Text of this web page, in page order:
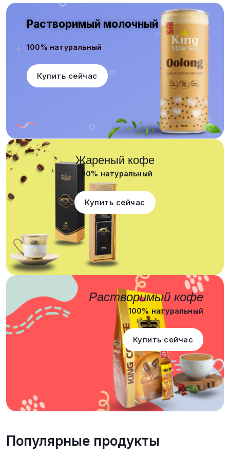
Растворимый молочный
100% натуральный
Купить сейчас
Жареный кофе
100% натуральный
Купить сейчас
Растворимый кофе
100% натуральный
Купить сейчас
Популярные продукты